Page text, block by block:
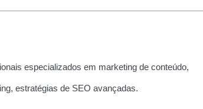
especializados em marketing de conteúdo,
estratégias de SEO avançadas.